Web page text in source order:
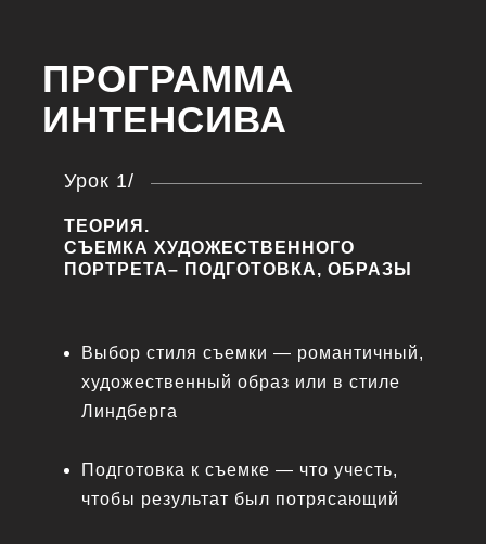
ПРОГРАММА
ИНТЕНСИВА
Урок 1/
ТЕОРИЯ.
СЪЕМКА ХУДОЖЕСТВЕННОГО
ПОРТРЕТА– ПОДГОТОВКА, ОБРАЗЫ
Выбор стиля съемки — романтичный,
художественный образ или в стиле
Линдберга
Подготовка к съемке — что учесть,
чтобы результат был потрясающий